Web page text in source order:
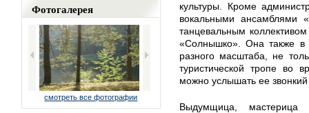
Фотогалерея
смотреть все фотографии
культуры. Кроме
вокальными ансамблями
танцевальным
«Солнышко». Она также в
разного масштаба, не
туристической тропе во
можно услышать ее
Выдумщица,